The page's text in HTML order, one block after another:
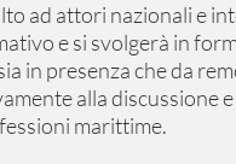
ad attori nazionali e
e si svolgerà in
in presenza che da
alla discussione
marittime.